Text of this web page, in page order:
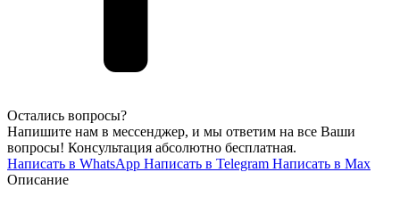
Остались вопросы?
Напишите нам в мессенджер, и мы ответим на все Ваши
вопросы! Консультация абсолютно бесплатная.
Написать в WhatsApp Написать в Telegram Написать в Max
Описание